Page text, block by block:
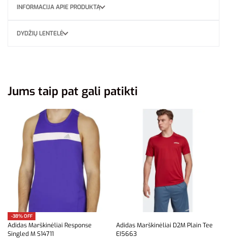
INFORMACIJA APIE PRODUKTĄ
DYDŽIŲ LENTELĖ
Jums taip pat gali patikti
-38% OFF
Adidas Marškinėliai Response
Singled M S14711
Adidas Marškinėliai D2M Plain Tee
EI5663